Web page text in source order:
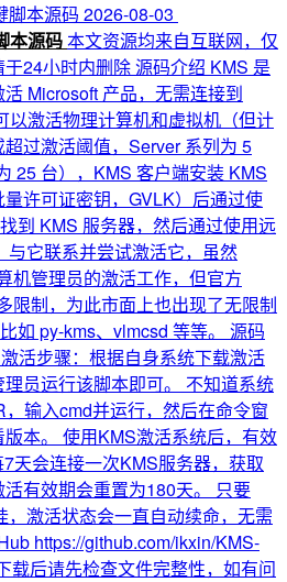
2026-08-03
本源码本文资源均来自互联网，仅
24小时内删除 源码介绍 KMS 是
Microsoft 产品，无需连接到
以激活物理计算机和虚拟机（但计
过激活阈值，Server 系列为 5
25 台），KMS 客户端安装 KMS
许可证密钥，GVLK）后通过使
到 KMS 服务器，然后通过使用远
与它联系并尝试激活它，虽然
机管理员的激活工作，但官方
限制，为此市面上也出现了无限制
如 py-kms、vlmcsd 等等。 源码
活步骤：根据自身系统下载激活
员运行该脚本即可。 不知道系统
输入cmd并运行，然后在命令窗
本。 使用KMS激活系统后，有效
天会连接一次KMS服务器，获取
有效期会重置为180天。 只要
，激活状态会一直自动续命，无需
https://github.com/ikxin/KMS-
载后请先检查文件完整性，如有问